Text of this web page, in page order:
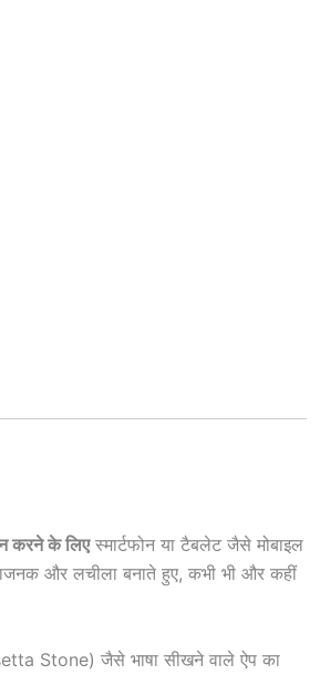
करने के लिएस्मार्टफोन या टैबलेट जैसे मोबाइल
और लचीला बनाते हुए, कभी भी और कहीं
Stone) जैसे भाषा सीखने वाले ऐप का